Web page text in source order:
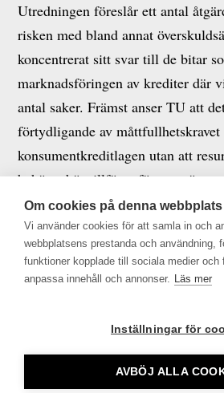
Utredningen föreslår ett antal
risken med bland annat
koncentrerat sitt svar till de bitar
marknadsföringen av krediter där
antal saker. Främst anser TU att
förtydligande av
konsumentkreditlagen utan att
behövs, bör tillföras för att utöva
beivra och därigenom skapa praxis
som finns i TF och YGL
varningstexter med mera vid
principiella skäl ska tillämpas
Om cookies på denna webbplats
Vi använder cookies för att samla in och
webbplatsens prestanda och användning,
funktioner kopplade till sociala medier och
anpassa innehåll och annonser. Läs mer
Inställningar för
AVBÖJ ALLA